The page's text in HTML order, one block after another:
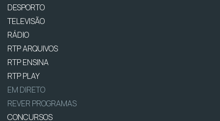
DESPORTO
TELEVISÃO
RÁDIO
RTP ARQUIVOS
RTP ENSINA
RTP PLAY
EM DIRETO
REVER PROGRAMAS
CONCURSOS